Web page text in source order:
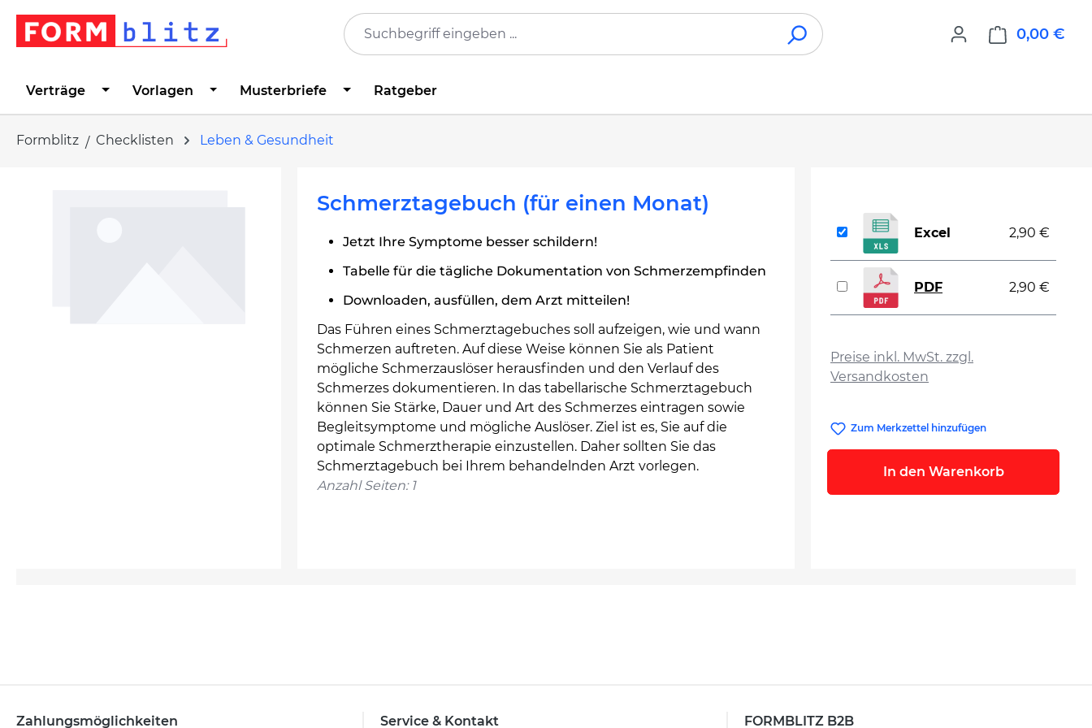
Zur Hauptnavigation springen
0,00 €
Verträge Vorlagen Musterbriefe Ratgeber
Formblitz Checklisten Leben & Gesundheit
Schmerztagebuch (für einen Monat)
Jetzt Ihre Symptome besser schildern!
Tabelle für die tägliche Dokumentation von Schmerzempfinden
Downloaden, ausfüllen, dem Arzt mitteilen!
Das Führen eines Schmerztagebuches soll aufzeigen, wie und wann
Schmerzen auftreten. Auf diese Weise können Sie als Patient
mögliche Schmerzauslöser herausfinden und den Verlauf des
Schmerzes dokumentieren. In das tabellarische Schmerztagebuch
können Sie Stärke, Dauer und Art des Schmerzes eintragen sowie
Begleitsymptome und mögliche Auslöser. Ziel ist es, Sie auf die
optimale Schmerztherapie einzustellen. Daher sollten Sie das
Schmerztagebuch bei Ihrem behandelnden Arzt vorlegen.
Anzahl Seiten: 1
Preise inkl. MwSt. zzgl.
Versandkosten
Excel 2,90 €
PDF 2,90 €
Zum Merkzettel hinzufügen
In den Warenkorb
Zahlungsmöglichkeiten Service & Kontakt FORMBLITZ B2B